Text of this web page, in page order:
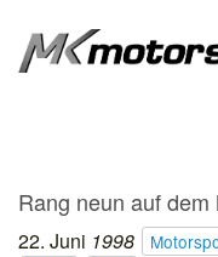
Rang neun auf
22. Juni 1998